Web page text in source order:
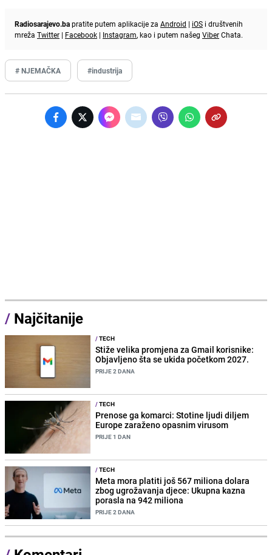
Radiosarajevo.bapratite putem aplikacije za Android | iOS i društvenih
mreža Twitter | Facebook | Instagram, kao i putem našeg ViberChata.
# NJEMAČKA #industrija
/ Najčitanije
/TECH
Stiže velika promjena za Gmail korisnike:
Objavljeno šta se ukida početkom 2027.
PRIJE 2 DANA
/TECH
Prenose ga komarci: Stotine ljudi diljem
Europe zaraženo opasnim virusom
PRIJE 1 DAN
/TECH
Meta mora platiti još 567 miliona dolara
zbog ugrožavanja djece: Ukupna kazna
porasla na 942 miliona
PRIJE 2 DANA